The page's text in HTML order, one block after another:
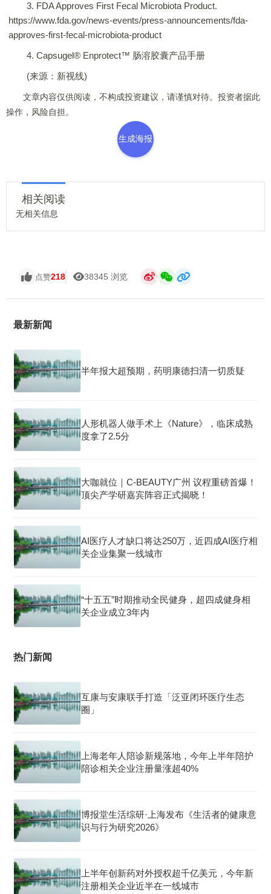
3. FDA Approves First Fecal Microbiota Product.
https://www.fda.gov/news-events/press-announcements/fda-
approves-first-fecal-microbiota-product
4. Capsugel® Enprotect™ 肠溶胶囊产品手册
(来源：新视线)
文章内容仅供阅读，不构成投资建议，请谨慎对待。投资者据此
操作，风险自担。
生成海报
相关阅读
无相关信息
点赞218 38345 浏览
最新新闻
半年报大超预期，药明康德扫清一切质疑
人形机器人做手术上《Nature》，临床成熟
度拿了2.5分
大咖就位｜C-BEAUTY广州 议程重磅首爆！
顶尖产学研嘉宾阵容正式揭晓！
AI医疗人才缺口将达250万，近四成AI医疗相
关企业集聚一线城市
“十五五”时期推动全民健身，超四成健身相
关企业成立3年内
热门新闻
互康与安康联手打造「泛亚闭环医疗生态
圈」
上海老年人陪诊新规落地，今年上半年陪护
陪诊相关企业注册量涨超40%
博报堂生活综研·上海发布《生活者的健康意
识与行为研究2026》
上半年创新药对外授权超千亿美元，今年新
注册相关企业近半在一线城市